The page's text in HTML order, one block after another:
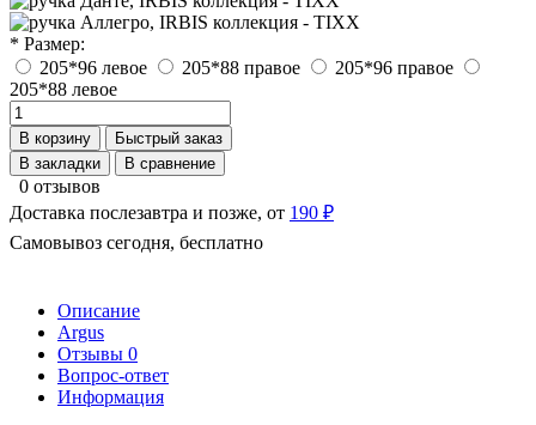
* Размер:
205*96 левое
205*88 правое
205*96 правое
205*88 левое
В корзину
Быстрый заказ
В закладки
В сравнение
0 отзывов
Доставка послезавтра и позже, от 190 ₽
Самовывоз сегодня, бесплатно
Описание
Argus
Отзывы 0
Вопрос-ответ
Информация